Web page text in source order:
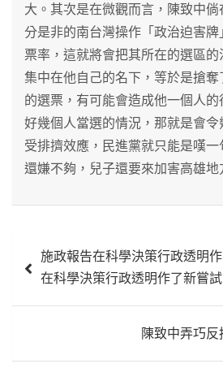
大。其次是在微觀而言，陳致中
分是非的南台灣操作「政治迫害
票率，這就將會把其所在的選區
集中在他自己的名下，等於是搶
的選票，有可能會造成他一個人
好幾個人當選的情況，那就是會
受排擠效應，民進黨就只能是嘆
還嫌不夠，兒子還要來加害高雄地
章 施政報告在科學決策行政透明
在科學決策行政透明作了新嘗試
陳致中弄巧